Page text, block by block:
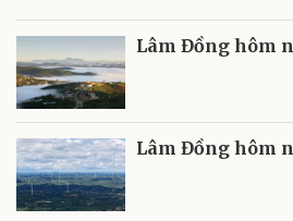
Lâm Đồng hôm
Lâm Đồng hôm